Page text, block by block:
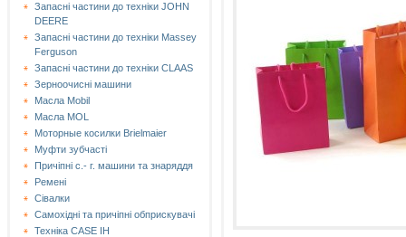
Запасні частини до техніки JOHN
DEERE
Запасні частини до техніки Massey
Ferguson
Запасні частини до техніки СLAAS
Зерноочисні машини
Масла Mobil
Масла MOL
Моторные косилки Brielmaier
Муфти зубчасті
Причіпні с.- г. машини та знаряддя
Ремені
Сівалки
Самохідні та причіпні обприскувачі
Техніка CASE IH